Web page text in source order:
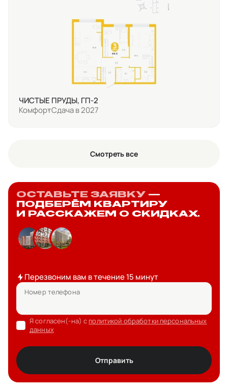
ЧИСТЫЕ ПРУДЫ, ГП-2
КомфортСдача в 2027
Смотреть все
ОСТАВЬТЕ ЗАЯВКУ —
ПОДБЕРЁМ КВАРТИРУ
И РАССКАЖЕМ О СКИДКАХ.
Перезвоним вам в течение 15 минут
Номер телефона
Я согласен(-на) с политикой обработки персональных
данных
Отправить